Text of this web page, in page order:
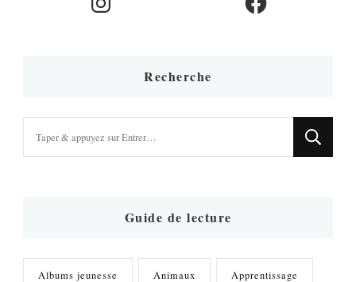
Recherche
Guide de lecture
Albums jeunesse Animaux Apprentissage